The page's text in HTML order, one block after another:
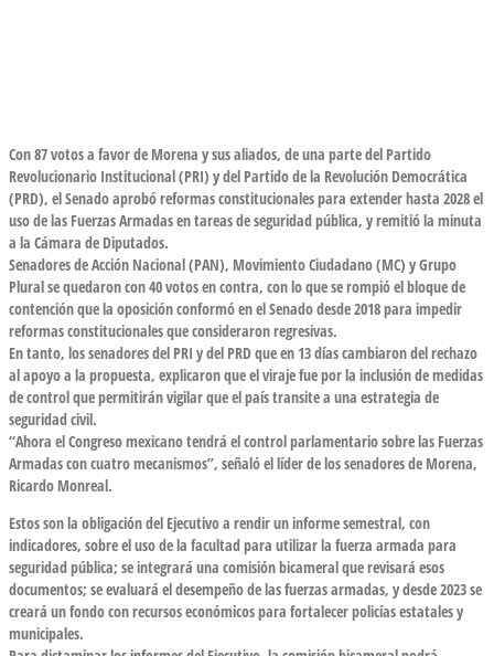
Con 87 votos a favor de Morena y sus aliados, de una parte del Partido
Revolucionario Institucional (PRI) y del Partido de la Revolución Democrática
(PRD), el Senado aprobó reformas constitucionales para extender hasta 2028 el
uso de las Fuerzas Armadas en tareas de seguridad pública, y remitió la minuta
a la Cámara de Diputados.
Senadores de Acción Nacional (PAN), Movimiento Ciudadano (MC) y Grupo
Plural se quedaron con 40 votos en contra, con lo que se rompió el bloque de
contención que la oposición conformó en el Senado desde 2018 para impedir
reformas constitucionales que consideraron regresivas.
En tanto, los senadores del PRI y del PRD que en 13 días cambiaron del rechazo
al apoyo a la propuesta, explicaron que el viraje fue por la inclusión de medidas
de control que permitirán vigilar que el país transite a una estrategia de
seguridad civil.
“Ahora el Congreso mexicano tendrá el control parlamentario sobre las Fuerzas
Armadas con cuatro mecanismos”, señaló el líder de los senadores de Morena,
Ricardo Monreal.
Estos son la obligación del Ejecutivo a rendir un informe semestral, con
indicadores, sobre el uso de la facultad para utilizar la fuerza armada para
seguridad pública; se integrará una comisión bicameral que revisará esos
documentos; se evaluará el desempeño de las fuerzas armadas, y desde 2023 se
creará un fondo con recursos económicos para fortalecer policías estatales y
municipales.